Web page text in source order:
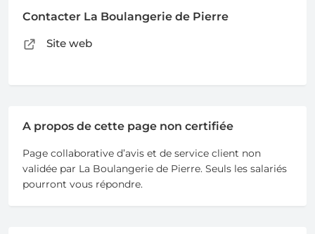
Contacter La Boulangerie de Pierre
Site web
A propos de cette page non certifiée
Page collaborative d’avis et de service client non
validée par La Boulangerie de Pierre. Seuls les salariés
pourront vous répondre.